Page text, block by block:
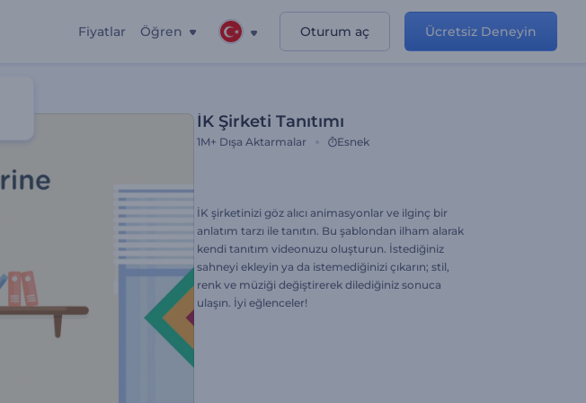
Fiyatlar Öğren Oturum aç Ücretsiz Deneyin
İK Şirketi Tanıtımı
1M+ Dışa Aktarmalar Esnek
İK şirketinizi göz alıcı animasyonlar ve ilginç bir
anlatım tarzı ile tanıtın. Bu şablondan ilham alarak
kendi tanıtım videonuzu oluşturun. İstediğiniz
sahneyi ekleyin ya da istemediğinizi çıkarın; stil,
renk ve müziği değiştirerek dilediğiniz sonuca
ulaşın. İyi eğlenceler!